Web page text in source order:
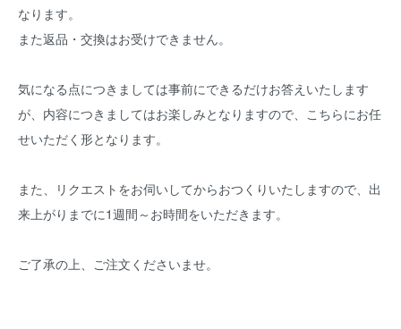
なります。
また返品・交換はお受けできません。
気になる点につきましては事前にできるだけお答えいたします
が、内容につきましてはお楽しみとなりますので、こちらにお任
せいただく形となります。
また、リクエストをお伺いしてからおつくりいたしますので、出
来上がりまでに1週間～お時間をいただきます。
ご了承の上、ご注文くださいませ。